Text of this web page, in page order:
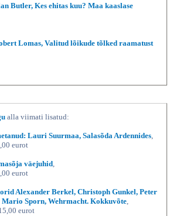
Butler, Kes ehitas kuu? Maa kaaslase
Lomas, Valitud lõikude tõlked raamatust
alla viimati lisatud:
Lauri Suurmaa, Salasõda Ardennides
eurot
väejuhid
eurot
Alexander Berkel, Christoph Gunkel, Peter
Sporn, Wehrmacht. Kokkuvõte
eurot